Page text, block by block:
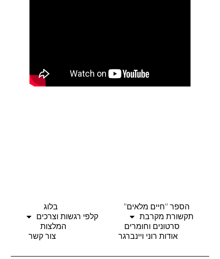
הספר "חיים מלאים"
בלוג
תקשורת מקרבת
קלפי רגשות וצרכים
סרטונים וחומרים
המלצות
אודות רוני ויינברגר
צור קשר